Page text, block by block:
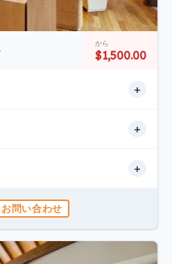
から
$1,500.00
+
+
+
問い合わせ